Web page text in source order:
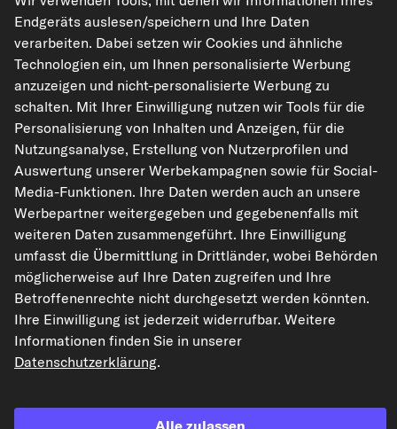
NIGRIN Microfasertuch Polster
Art.-Nr. 71119
6,44 €
Sofort lieferbar
Der Artikel ist universell verwendbar
In den Warenkorb
Auf den Merkzettel
Zur Detailseite
Endgeräts auslesen/speichern und Ihre Daten
verarbeiten. Dabei setzen wir Cookies und ähnliche
Technologien ein, um Ihnen personalisierte Werbung
anzuzeigen und nicht-personalisierte Werbung zu
schalten. Mit Ihrer Einwilligung nutzen wir Tools für die
Personalisierung von Inhalten und Anzeigen, für die
Nutzungsanalyse, Erstellung von Nutzerprofilen und
Auswertung unserer Werbekampagnen sowie für Social-
Media-Funktionen. Ihre Daten werden auch an unsere
Werbepartner weitergegeben und gegebenenfalls mit
weiteren Daten zusammengeführt. Ihre Einwilligung
umfasst die Übermittlung in Drittländer, wobei Behörden
möglicherweise auf Ihre Daten zugreifen und Ihre
Betroffenenrechte nicht durchgesetzt werden könnten.
Ihre Einwilligung ist jederzeit widerrufbar. Weitere
Informationen finden Sie in unserer
Datenschutzerklärung.
Alle zulassen